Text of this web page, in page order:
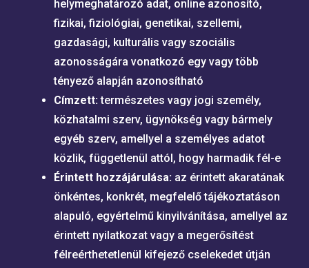
helymeghatározó adat, online azonosító,
fizikai, fiziológiai, genetikai, szellemi,
gazdasági, kulturális vagy szociális
azonosságára vonatkozó egy vagy több
tényező alapján azonosítható
Címzett:természetes vagy jogi személy,
közhatalmi szerv, ügynökség vagy bármely
egyéb szerv, amellyel a személyes adatot
közlik, függetlenül attól, hogy harmadik fél-e
Érintett hozzájárulása: az érintett akaratának
önkéntes, konkrét, megfelelő tájékoztatáson
alapuló, egyértelmű kinyilvánítása, amellyel az
érintett nyilatkozat vagy a megerősítést
félreérthetetlenül kifejező cselekedet útján